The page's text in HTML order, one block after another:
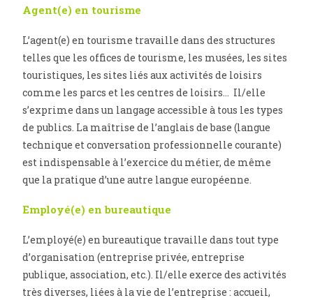
Agent(e) en tourisme
L’agent(e) en tourisme travaille dans des structures
telles que les offices de tourisme, les musées, les sites
touristiques, les sites liés aux activités de loisirs
comme les parcs et les centres de loisirs… Il/elle
s’exprime dans un langage accessible à tous les types
de publics. La maîtrise de l’anglais de base (langue
technique et conversation professionnelle courante)
est indispensable à l’exercice du métier, de même
que la pratique d’une autre langue européenne.
Employé(e) en bureautique
L’employé(e) en bureautique travaille dans tout type
d’organisation (entreprise privée, entreprise
publique, association, etc.). Il/elle exerce des activités
très diverses, liées à la vie de l’entreprise : accueil,